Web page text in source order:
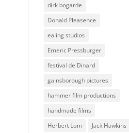
dirk bogarde
Donald Pleasence
ealing studios
Emeric Pressburger
festival de Dinard
gainsborough pictures
hammer film productions
handmade films
Herbert Lom
Jack Hawkins